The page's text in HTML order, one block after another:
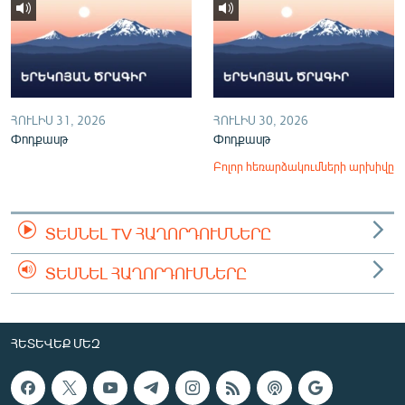
ՀՈՒԼԻՍ 31, 2026
Փոդքասթ
ՀՈՒԼԻՍ 30, 2026
Փոդքասթ
Բոլոր հեռարձակումների արխիվը
ՏԵՍՆԵԼ TV ՀԱՂՈՐԴՈՒՄՆԵՐԸ
ՏԵՍՆԵԼ ՀԱՂՈՐԴՈՒՄՆԵՐԸ
ՀԵՏԵՎԵՔ ՄԵԶ